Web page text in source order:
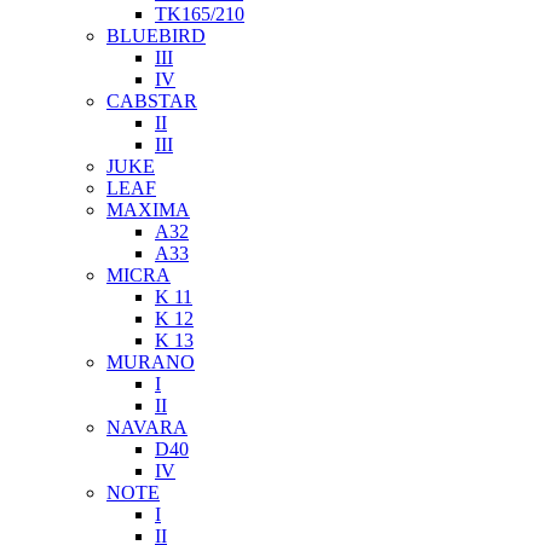
TK165/210
BLUEBIRD
III
IV
CABSTAR
II
III
JUKE
LEAF
MAXIMA
A32
A33
MICRA
K 11
K 12
K 13
MURANO
I
II
NAVARA
D40
IV
NOTE
I
II